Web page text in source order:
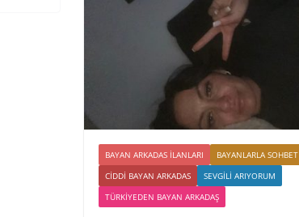
BAYAN ARKADAS ILANLARI
BAYANLARLA SOHBET
CIDDI BAYAN ARKADAS
SEVGILI ARIYORUM
TÜRKIYEDEN BAYAN ARKADAŞ